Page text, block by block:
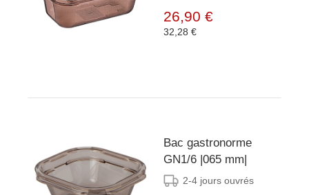
26,90 €
32,28 €
Bac gastronorme
GN1/6 |065 mm|
2-4 jours ouvrés